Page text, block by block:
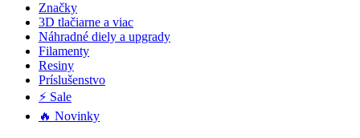
Značky
3D tlačiarne a viac
Náhradné diely a upgrady
Filamenty
Resiny
Príslušenstvo
⚡ Sale
🔥 Novinky